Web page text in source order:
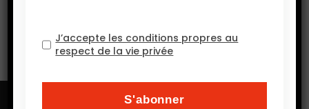
J’accepte les conditions propres au
respect de la vie privée